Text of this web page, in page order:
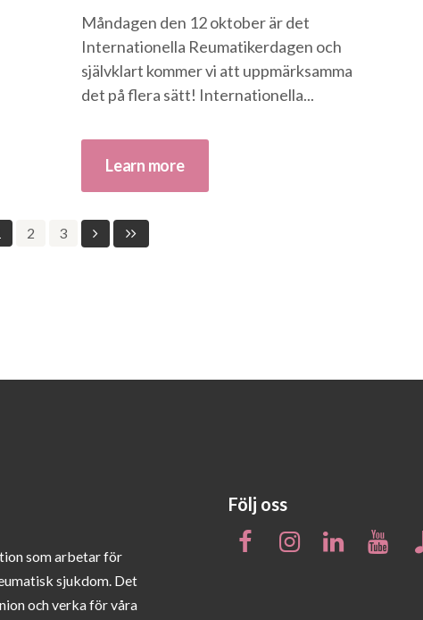
Måndagen den 12 oktober är det
Internationella Reumatikerdagen och
självklart kommer vi att uppmärksamma
det på flera sätt! Internationella...
Learn more
2 3
som arbetar för
sjukdom. Det
och verka för våra
Följ oss